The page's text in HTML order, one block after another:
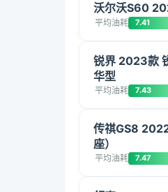
沃尔沃S60
平均油耗 7.41
锐界 2023款
华型
平均油耗 7.43
传祺GS8
座）
平均油耗 7.47